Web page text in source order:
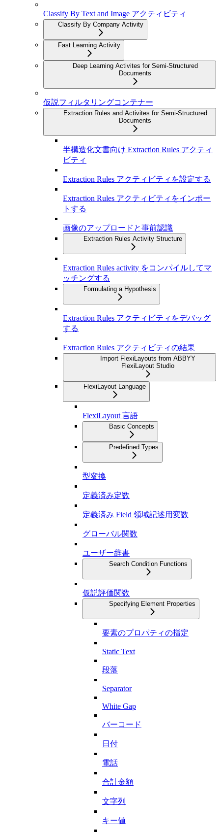
Classify By Text and Image アクティビティ
Classify By Company Activity
Fast Learning Activity
Deep Learning Activites for Semi-Structured
Documents
仮説フィルタリングコンテナー
Extraction Rules and Activites for Semi-Structured
Documents
半構造化文書向け Extraction Rules アクティ
ビティ
Extraction Rules アクティビティを設定する
Extraction Rules アクティビティをインポー
トする
画像のアップロードと事前認識
Extraction Rules Activity Structure
Extraction Rules activity をコンパイルしてマ
ッチングする
Formulating a Hypothesis
Extraction Rules アクティビティをデバッグ
する
Extraction Rules アクティビティの結果
Import FlexiLayouts from ABBYY
FlexiLayout Studio
FlexiLayout Language
FlexiLayout 言語
Basic Concepts
Predefined Types
型変換
定義済み定数
定義済み Field 領域記述用変数
グローバル関数
ユーザー辞書
Search Condition Functions
仮説評価関数
Specifying Element Properties
要素のプロパティの指定
Static Text
段落
Separator
White Gap
バーコード
日付
電話
合計金額
文字列
キー値